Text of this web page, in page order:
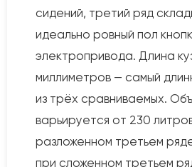
сидений, третий ряд
идеально ровный пол
электропривода. Длина
миллиметров — самый
из трёх сравниваемых.
варьируется от 230
разложенном третьем
при сложенном третьем